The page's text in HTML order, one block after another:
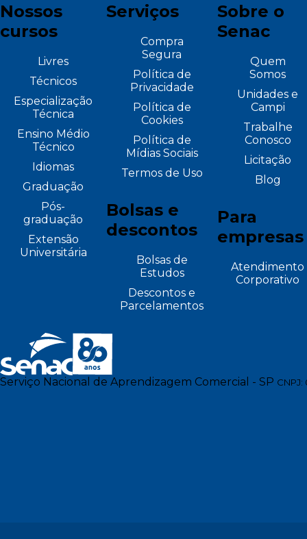
Nossos
cursos
Livres
Técnicos
Especialização
Técnica
Ensino Médio
Técnico
Idiomas
Graduação
Pós-
graduação
Extensão
Universitária
Serviços
Compra
Segura
Política de
Privacidade
Política de
Cookies
Política de
Mídias Sociais
Termos de Uso
Bolsas e
descontos
Bolsas de
Estudos
Descontos e
Parcelamentos
Sobre o
Senac
Quem
Somos
Unidades e
Campi
Trabalhe
Conosco
Licitação
Blog
Para
empresas
Atendimento
Corporativo
Serviço Nacional de Aprendizagem Comercial - SP